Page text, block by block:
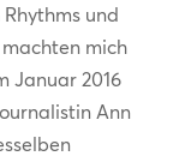
und
mich
Januar 2016
Ann